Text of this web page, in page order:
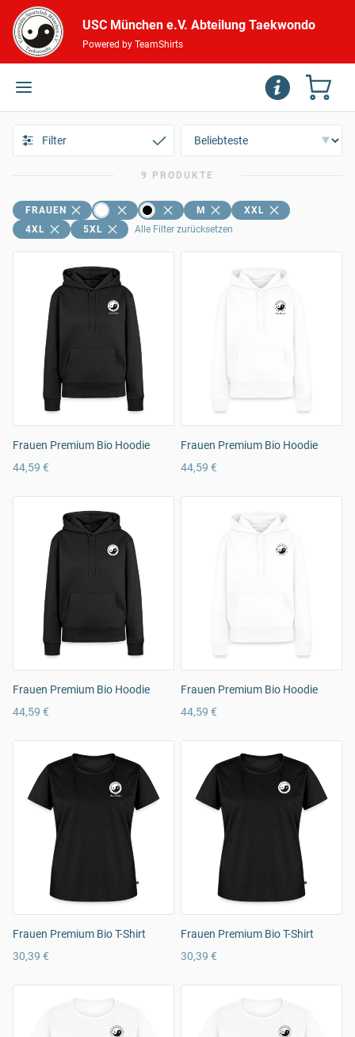
USC München e.V. Abteilung Taekwondo
Powered by TeamShirts
Filter
9 PRODUKTE
FRAUEN M
XXL
4XL
5XL Alle Filter zurücksetzen
Frauen Premium Bio Hoodie
44,59 €
Frauen Premium Bio Hoodie
44,59 €
Frauen Premium Bio Hoodie
44,59 €
Frauen Premium Bio Hoodie
44,59 €
Frauen Premium Bio T-Shirt
30,39 €
Frauen Premium Bio T-Shirt
30,39 €